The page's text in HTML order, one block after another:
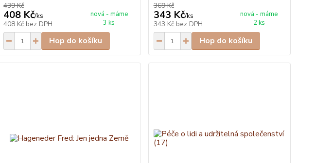
439 Kč
408 Kč/ks
408 Kč bez DPH
nová - máme
3 ks
Hop do košíku
369 Kč
343 Kč/ks
343 Kč bez DPH
nová - máme
2 ks
Hop do košíku